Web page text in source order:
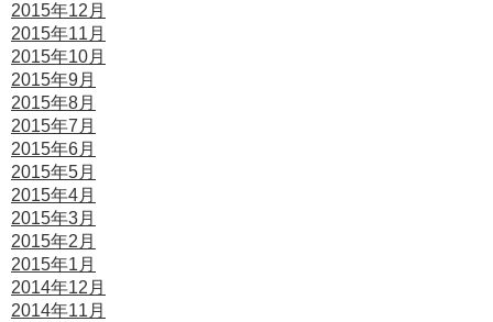
2015年12月
2015年11月
2015年10月
2015年9月
2015年8月
2015年7月
2015年6月
2015年5月
2015年4月
2015年3月
2015年2月
2015年1月
2014年12月
2014年11月